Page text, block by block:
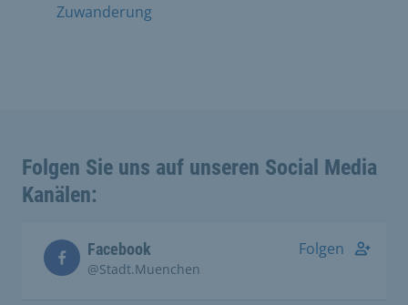
Zuwanderung
Folgen Sie uns auf unseren Social Media
Kanälen:
Facebook
@Stadt.Muenchen
Folgen